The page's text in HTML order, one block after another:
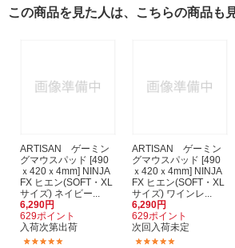
この商品を見た人は、こちらの商品も
ARTISAN ゲーミン
グマウスパッド [490
ｘ420ｘ4mm] NINJA
FX ヒエン(SOFT・XL
サイズ) ネイビー...
6,290円
629ポイント
入荷次第出荷
ARTISAN ゲーミン
グマウスパッド [490
ｘ420ｘ4mm] NINJA
FX ヒエン(SOFT・XL
サイズ) ワインレ...
6,290円
629ポイント
次回入荷未定